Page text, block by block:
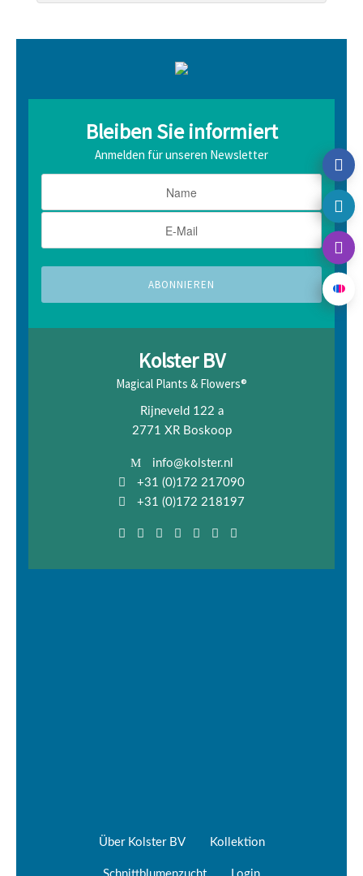
Bleiben Sie informiert
Anmelden für unseren Newsletter
Kolster BV
Magical Plants & Flowers®
Rijneveld 122 a
2771 XR Boskoop
info@kolster.nl
+31 (0)172 217090
+31 (0)172 218197
Über Kolster BV Kollektion